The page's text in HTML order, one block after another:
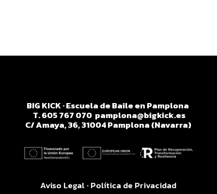
BIG KICK · Escuela de Baile en Pamplona
T. 605 767 070 pamplona@bigkick.es
C/ Amaya, 36, 31004 Pamplona (Navarra)
Aviso Legal ·Política de Privacidad